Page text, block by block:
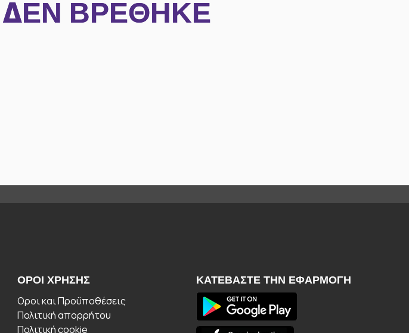
ΔΕΝ ΒΡΈΘΗΚΕ
ΟΡΟΙ ΧΡΉΣΗΣ
Οροι και Προϋποθέσεις
Πολιτική απορρήτου
Πολιτική cookie
ΚΑΤΕΒΆΣΤΕ ΤΗΝ ΕΦΑΡΜΟΓΉ